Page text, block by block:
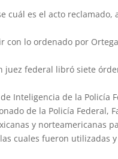
cuál es el acto reclamado,
con lo ordenado por
juez federal libró siete
Inteligencia de la Policía
de la Policía Federal,
y norteamericanas
cuales fueron utilizadas